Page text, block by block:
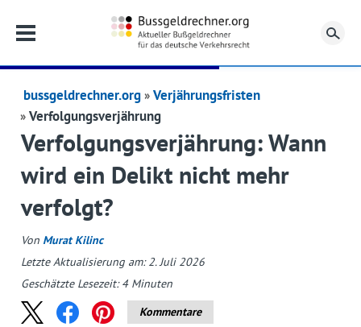
bussgeldrechner.org
Verjährungsfristen
Verfolgungsverjährung
Verfolgungsverjährung: Wann
wird ein Delikt nicht mehr
verfolgt?
Von Murat Kilinc
Letzte Aktualisierung am: 2. Juli 2026
Geschätzte Lesezeit:4 Minuten
Kommentare